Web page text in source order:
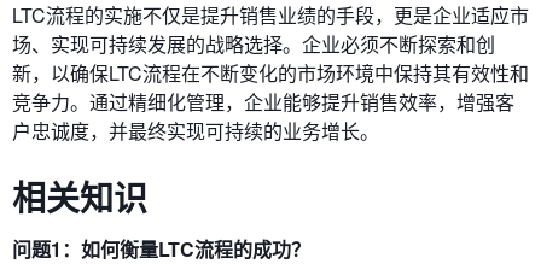
LTC流程的实施不仅是提升销售业绩的手段，更是企业适应市
场、实现可持续发展的战略选择。企业必须不断探索和创
新，以确保LTC流程在不断变化的市场环境中保持其有效性和
竞争力。通过精细化管理，企业能够提升销售效率，增强客
户忠诚度，并最终实现可持续的业务增长。
相关知识
问题1：如何衡量LTC流程的成功？